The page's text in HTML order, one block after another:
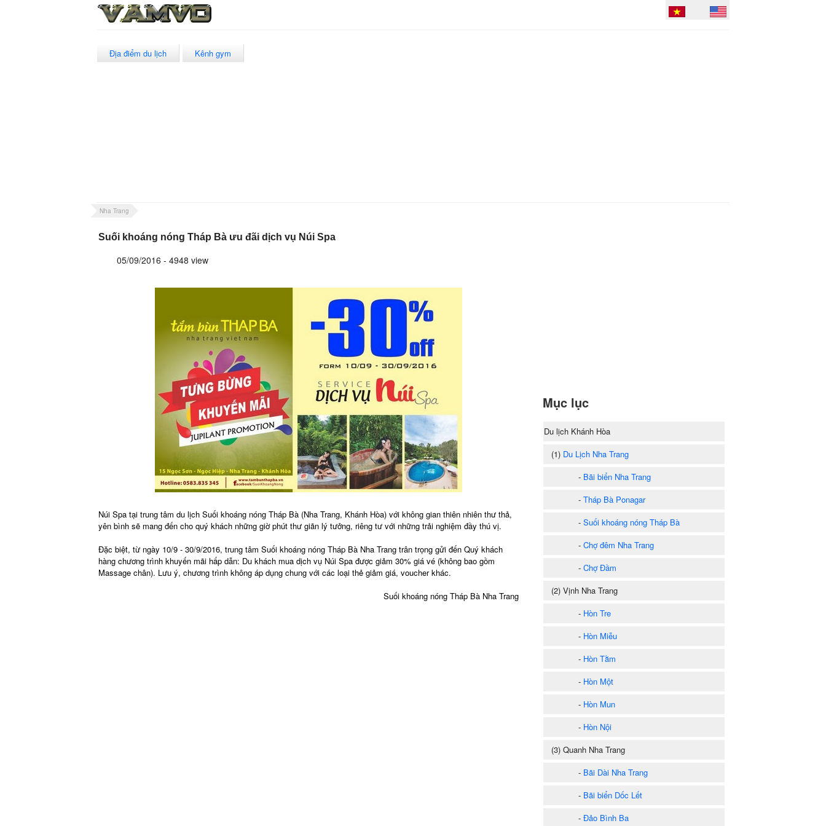
Địa điểm du lịch Kênh gym
Nha Trang
Suối khoáng nóng Tháp Bà ưu đãi dịch vụ Núi Spa
05/09/2016 - 4948 view
Núi Spa tại trung tâm du lịch Suối khoáng nóng Tháp Bà (Nha Trang, Khánh Hòa) với không gian thiên nhiên thư thả,
yên bình sẽ mang đến cho quý khách những giờ phút thư giãn lý tưởng, riêng tư với những trải nghiệm đầy thú vị.
Đặc biệt, từ ngày 10/9 - 30/9/2016, trung tâm Suối khoáng nóng Tháp Bà Nha Trang trân trọng gửi đến Quý khách
hàng chương trình khuyến mãi hấp dẫn: Du khách mua dịch vụ Núi Spa được giảm 30% giá vé (không bao gồm
Massage chân). Lưu ý, chương trình không áp dụng chung với các loại thẻ giảm giá, voucher khác.
Suối khoáng nóng Tháp Bà Nha Trang
Mục lục
Du lịch Khánh Hòa
(1) Du Lịch Nha Trang
- Bãi biển Nha Trang
- Tháp Bà Ponagar
- Suối khoáng nóng Tháp Bà
- Chợ đêm Nha Trang
- Chợ Đầm
(2) Vịnh Nha Trang
- Hòn Tre
- Hòn Miễu
- Hòn Tằm
- Hòn Một
- Hòn Mun
- Hòn Nội
(3) Quanh Nha Trang
- Bãi Dài Nha Trang
- Bãi biển Dốc Lết
- Đảo Bình Ba